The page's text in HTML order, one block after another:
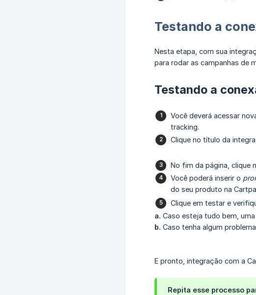
Testando a
Nesta etapa, com sua
para rodar as campanhas de
Testando a
Você deverá acessar
tracking.
Clique no título da
No fim da página, clique
Você poderá inserir o
do seu produto na
Clique em testar e
a. Caso esteja tudo bem,
b. Caso tenha algum
E pronto, integração com a
Repita esse processo